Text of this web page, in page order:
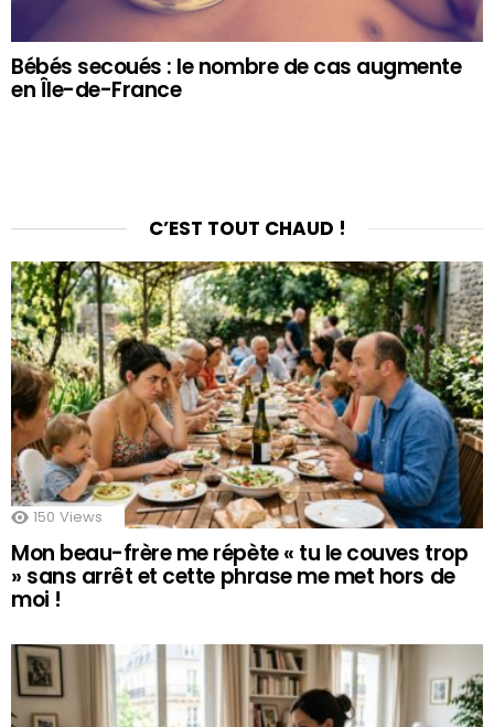
Bébés secoués : le nombre de cas augmente
en Île-de-France
C’EST TOUT CHAUD !
150 Views
Mon beau-frère me répète « tu le couves trop
» sans arrêt et cette phrase me met hors de
moi !